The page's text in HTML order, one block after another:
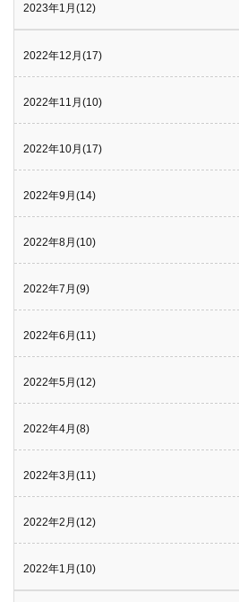
2023年1月(12)
2022年12月(17)
2022年11月(10)
2022年10月(17)
2022年9月(14)
2022年8月(10)
2022年7月(9)
2022年6月(11)
2022年5月(12)
2022年4月(8)
2022年3月(11)
2022年2月(12)
2022年1月(10)